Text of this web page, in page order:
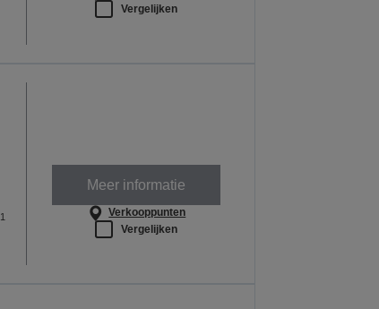
Vergelijken
1
Meer informatie
Verkooppunten
Vergelijken